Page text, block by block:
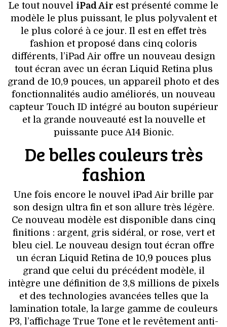
Le tout nouvel iPad Air est présenté comme le
modèle le plus puissant, le plus polyvalent et
le plus coloré à ce jour. Il est en effet très
fashion et proposé dans cinq coloris
différents, l’iPad Air offre un nouveau design
tout écran avec un écran Liquid Retina plus
grand de 10,9 pouces, un appareil photo et des
fonctionnalités audio améliorés, un nouveau
capteur Touch ID intégré au bouton supérieur
et la grande nouveauté est la nouvelle et
puissante puce A14 Bionic.
De belles couleurs très
fashion
Une fois encore le nouvel iPad Air brille par
son design ultra fin et son allure très légère.
Ce nouveau modèle est disponible dans cinq
finitions : argent, gris sidéral, or rose, vert et
bleu ciel. Le nouveau design tout écran offre
un écran Liquid Retina de 10,9 pouces plus
grand que celui du précédent modèle, il
intègre une définition de 3,8 millions de pixels
et des technologies avancées telles que la
lamination totale, la large gamme de couleurs
P3, l’affichage True Tone et le revêtement anti-